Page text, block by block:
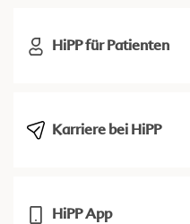
HiPP für Patienten
Karriere bei HiPP
HiPP App